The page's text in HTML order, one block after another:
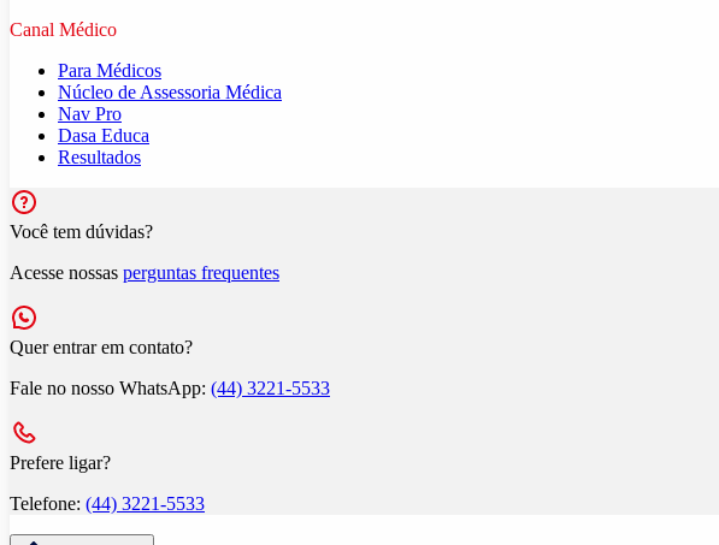
Canal Médico
Para Médicos
Núcleo de Assessoria Médica
Nav Pro
Dasa Educa
Resultados
Você tem dúvidas?
Acesse nossas perguntas frequentes
Quer entrar em contato?
Fale no nosso WhatsApp: (44) 3221-5533
Prefere ligar?
Telefone: (44) 3221-5533